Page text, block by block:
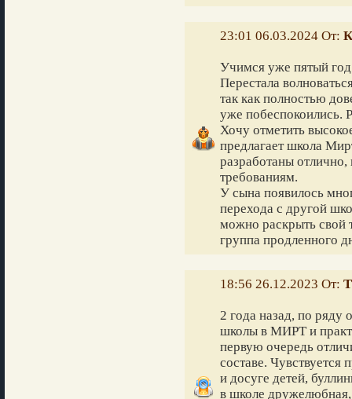
23:01 06.03.2024 От:
Учимся уже пятый
Перестала
так как полностью
уже побеспокоились.
Хочу отметить
предлагает школа
разработаны
требованиям.
У сына появилось
перехода с другой
можно раскрыть свой
группа продленного
18:56 26.12.2023 От:
2 года назад, по ряду
школы в МИРТ и
первую очередь
составе. Чувствуется
и досуге детей,
в школе